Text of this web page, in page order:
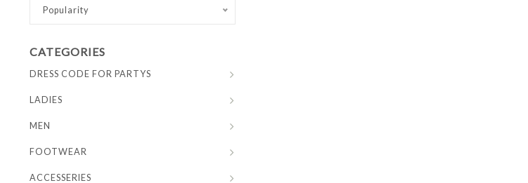
Popularity
CATEGORIES
DRESS CODE FOR PARTYS
LADIES
MEN
FOOTWEAR
ACCESSERIES